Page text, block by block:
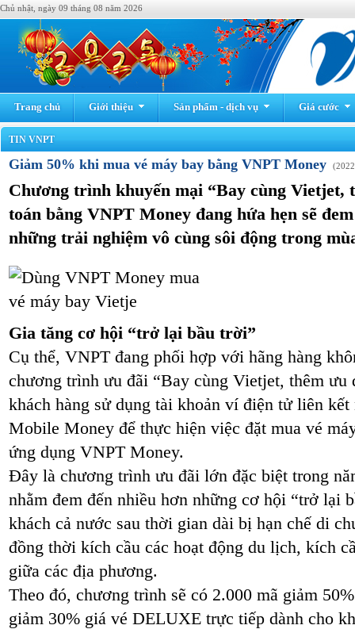
Chủ nhật, ngày 09 tháng 08 năm 2026
Trang chủ Giới thiệu Sản phẩm - dịch vụ Giá cước
TIN VNPT
Giảm 50% khi mua vé máy bay bằng VNPT Money
Chương trình khuyến mại “Bay cùng Vietjet,
toán bằng VNPT Money đang hứa hẹn sẽ
những trải nghiệm vô cùng sôi động trong
Gia tăng cơ hội “trở lại bầu trời”
Cụ thể, VNPT đang phối hợp với hãng hàng
chương trình ưu đãi “Bay cùng Vietjet, thêm ưu
khách hàng sử dụng tài khoản ví điện tử liên kết
Mobile Money để thực hiện việc đặt mua vé
ứng dụng VNPT Money.
Đây là chương trình ưu đãi lớn đặc biệt trong
nhằm đem đến nhiều hơn những cơ hội “trở lại
khách cả nước sau thời gian dài bị hạn chế di
đồng thời kích cầu các hoạt động du lịch, kích
giữa các địa phương.
Theo đó, chương trình sẽ có 2.000 mã giảm
giảm 30% giá vé DELUXE trực tiếp dành cho